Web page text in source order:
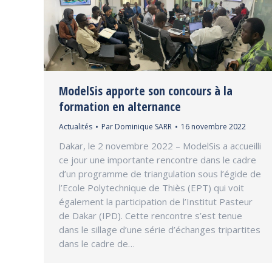
ModelSis apporte son concours à la
formation en alternance
Actualités Par Dominique SARR 16 novembre 2022
Dakar, le 2 novembre 2022 – ModelSis a accueilli
ce jour une importante rencontre dans le cadre
d’un programme de triangulation sous l’égide de
l’Ecole Polytechnique de Thiès (EPT) qui voit
également la participation de l’Institut Pasteur
de Dakar (IPD). Cette rencontre s’est tenue
dans le sillage d’une série d’échanges tripartites
dans le cadre de…